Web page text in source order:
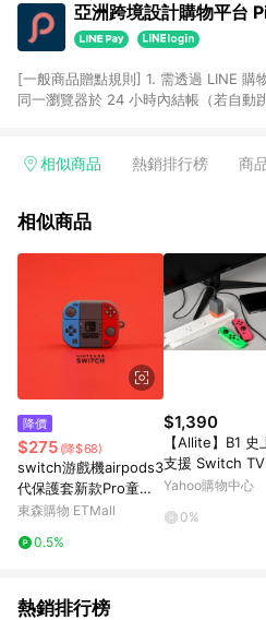
亞洲跨境設計購物平台
[一般商品贈點規則] 1. 需透過 LINE 購
同一瀏覽器於 24 小時內結帳（若自動
回饋訂單不得享有 Pinkoi 站方優惠，
行為，不具贈點資格，部分退款不在此
貨後 45 天後發送。 8. 群眾募資商品
運費，攤位費等不具贈點資格。 9.
顏色、價位、贈品如與 Pinkoi 商品資
Pinkoi 購物商品資訊頁及購物車標示
則請以點數紅包活動說明為準。 11.
頁面後才首次下載 Pinkoi APP 並完成
上，首次下載 Pinkoi APP 後，需透過
相似商品 熱銷排行榜 商
相似商品
降價
$275 (降$68)
switch游戲機airpods3
代保護套新款Pro童年
創意蘋果無線耳機盒殼
東森購物 ETMall
0.5%
$1,390
【Allite】B1 史
支援 Switch
0W快充
Yahoo購物中心
0%
熱銷排行榜